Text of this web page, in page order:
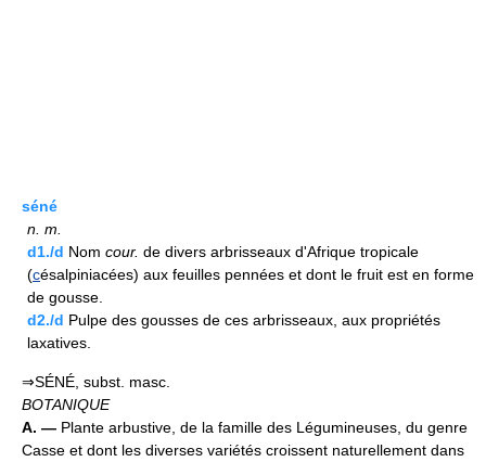
séné
n. m.
d1./d Nom cour. de divers arbrisseaux d'Afrique tropicale
(césalpiniacées) aux feuilles pennées et dont le fruit est en forme
de gousse.
d2./d Pulpe des gousses de ces arbrisseaux, aux propriétés
laxatives.
⇒SÉNÉ, subst. masc.
BOTANIQUE
A. — Plante arbustive, de la famille des Légumineuses, du genre
Casse et dont les diverses variétés croissent naturellement dans